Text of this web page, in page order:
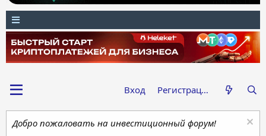
Вход Регистрация
Добро пожаловать на инвестиционный форум!